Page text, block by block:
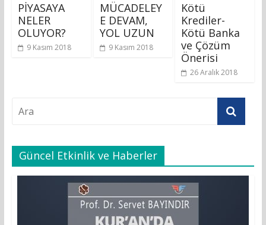
PİYASAYA
NELER
OLUYOR?
9 Kasım 2018
MÜCADELEY
E DEVAM,
YOL UZUN
9 Kasım 2018
Kötü
Krediler-
Kötü Banka
ve Çözüm
Önerisi
26 Aralık 2018
Güncel Etkinlik ve Haberler